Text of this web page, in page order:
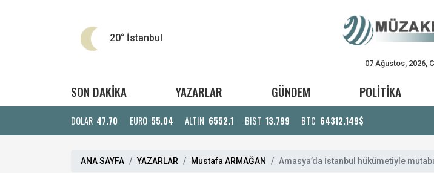
20° İstanbul
07 Ağustos, 2026,
SON DAKİKA YAZARLAR GÜNDEM POLİTİKA
DOLAR 47.70 EURO 55.04 ALTIN 6552.1 BIST 13.799 BTC 64312.149$
ANA SAYFA YAZARLAR Mustafa ARMAĞAN Amasya’da İstanbul hükümetiyle